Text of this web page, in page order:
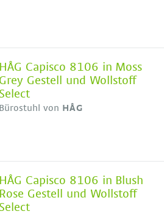
HÅG Capisco 8106 in Moss
Grey Gestell und Wollstoff
Select
Bürostuhl von HÅG
HÅG Capisco 8106 in Blush
Rose Gestell und Wollstoff
Select